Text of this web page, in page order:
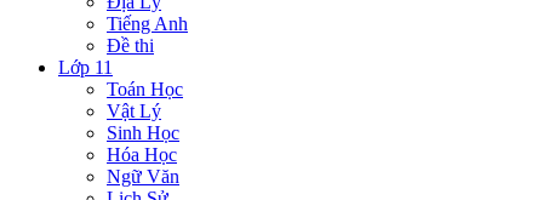
Tiếng Anh
Đề thi
Lớp 11
Toán Học
Vật Lý
Sinh Học
Hóa Học
Ngữ Văn